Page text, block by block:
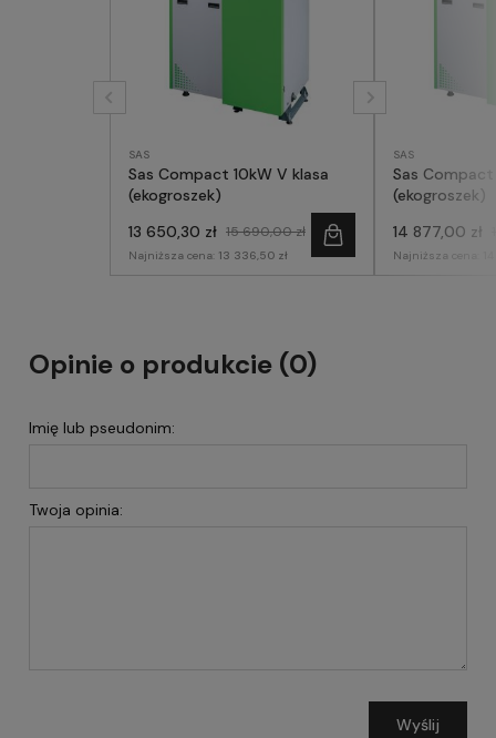
SAS
Sas Compact 10kW V klasa
(ekogroszek)
13 650,30 zł 15 690,00 zł
Najniższa cena: 13 336,50 zł
SAS
Sas Compact
(ekogroszek)
14 877,00 zł
Najniższa cena:
Opinie o produkcie (0)
Imię lub pseudonim:
Twoja opinia:
Wyślij